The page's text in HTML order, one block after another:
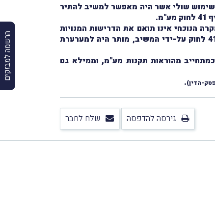
הרשמה למבזקים
שולי אשר היה מאפשר למשיב להתיר
יותר לענייננו, וקבע, כי המקרה הנוכחי אינו תואם את הדרישות המנויות
באותה החלטה, וממילא קשה לקבל את טענת המשיב כי לפי מדיניות רשות המיסים ואפן פירוש הוראות סעיף 41 לחוק על-ידי המשיב, מותר היה למערערת
מהוראות תקנות מע"מ, וממילא גם
.
גירסה להדפסה שלח לחבר